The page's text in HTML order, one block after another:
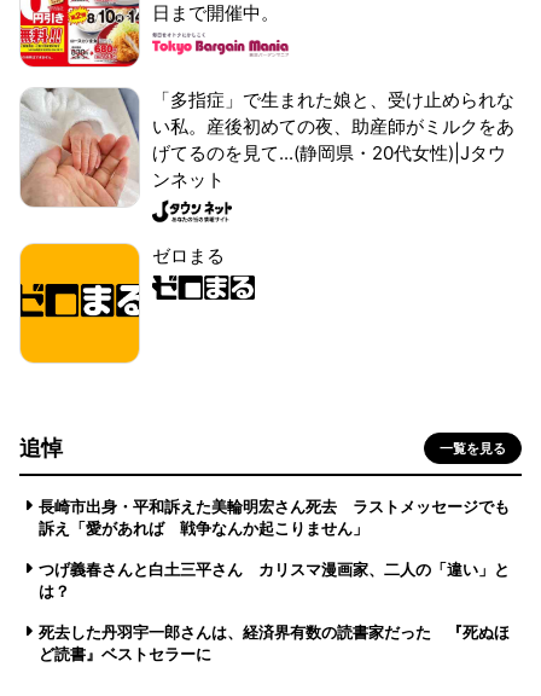
日まで開催中。
「多指症」で生まれた娘と、受け止められな
い私。産後初めての夜、助産師がミルクをあ
げてるのを見て...(静岡県・20代女性)|Jタウ
ンネット
ゼロまる
追悼 一覧を見る
長崎市出身・平和訴えた美輪明宏さん死去 ラストメッセージでも
訴え「愛があれば 戦争なんか起こりません」
つげ義春さんと白土三平さん カリスマ漫画家、二人の「違い」と
は？
死去した丹羽宇一郎さんは、経済界有数の読書家だった 『死ぬほ
ど読書』ベストセラーに